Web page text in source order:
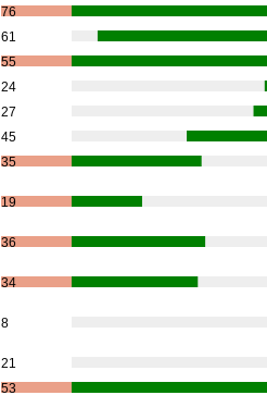
76
61
55
24
27
45
35
19
36
34
8
21
53